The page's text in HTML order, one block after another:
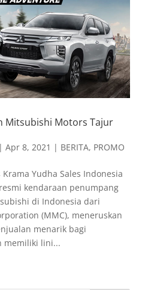
Mitsubishi Motors Tajur
Apr 8, 2021 | BERITA, PROMO
Yudha Sales Indonesia
kendaraan penumpang
di Indonesia dari
(MMC), meneruskan
menarik bagi
memiliki lini...